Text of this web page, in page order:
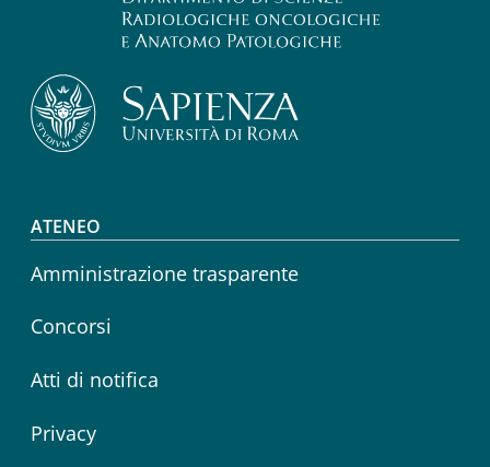
Footer menu
ATENEO
Amministrazione trasparente
Concorsi
Atti di notifica
Privacy